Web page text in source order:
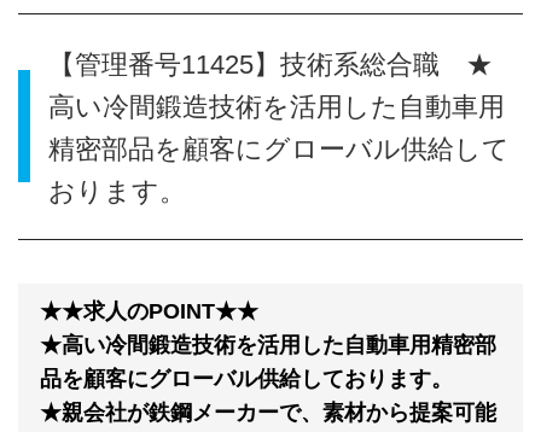
【管理番号11425】技術系総合職 ★
高い冷間鍛造技術を活用した自動車用
精密部品を顧客にグローバル供給して
おります。
★★求人のPOINT★★
★高い冷間鍛造技術を活用した自動車用精密部
品を顧客にグローバル供給しております。
★親会社が鉄鋼メーカーで、素材から提案可能